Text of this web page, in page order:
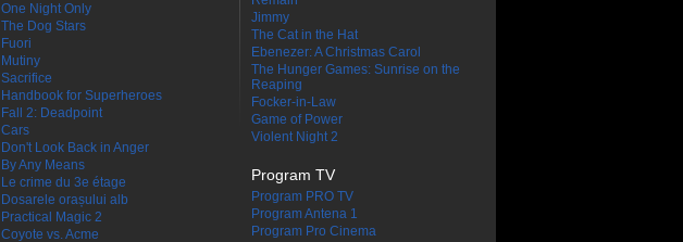
One Night Only
The Dog Stars
Fuori
Mutiny
Sacrifice
Handbook for Superheroes
Fall 2: Deadpoint
Cars
Don't Look Back in Anger
By Any Means
Le crime du 3e étage
Dosarele orașului alb
Practical Magic 2
Coyote vs. Acme
Jimmy
The Cat in the Hat
Ebenezer: A Christmas Carol
The Hunger Games: Sunrise on the
Reaping
Focker-in-Law
Game of Power
Violent Night 2
Program TV
Program PRO TV
Program Antena 1
Program Pro Cinema